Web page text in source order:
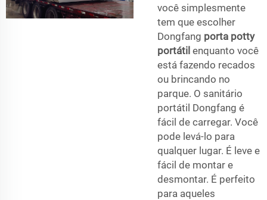
você simplesmente
tem que escolher
Dongfang porta potty
portátil enquanto você
está fazendo recados
ou brincando no
parque. O sanitário
portátil Dongfang é
fácil de carregar. Você
pode levá-lo para
qualquer lugar. É leve e
fácil de montar e
desmontar. É perfeito
para aqueles